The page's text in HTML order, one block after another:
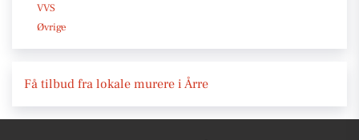
VVS
Øvrige
Få tilbud fra lokale murere i Årre